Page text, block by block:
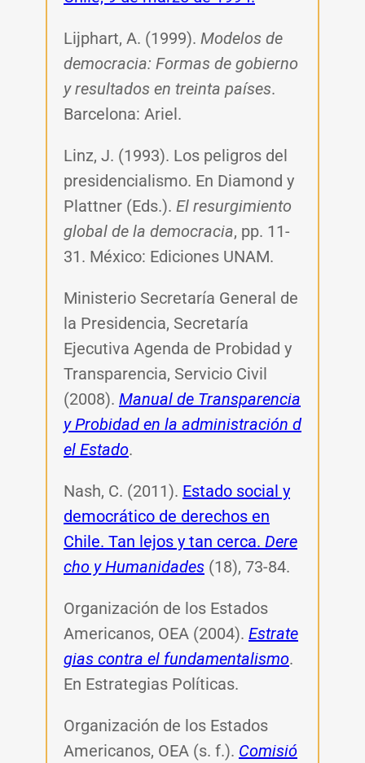
Lijphart, A. (1999). Modelos de
democracia: Formas de gobierno
y resultados en treinta países.
Barcelona: Ariel.
Linz, J. (1993). Los peligros del
presidencialismo. En Diamond y
Plattner (Eds.). El resurgimiento
global de la democracia, pp. 11-
31. México: Ediciones UNAM.
Ministerio Secretaría General de
la Presidencia, Secretaría
Ejecutiva Agenda de Probidad y
Transparencia, Servicio Civil
(2008). Manual de Transparencia
y Probidad en la administración d
el Estado.
Nash, C. (2011). Estado social y
democrático de derechos en
Chile. Tan lejos y tan cerca. Dere
cho y Humanidades (18), 73-84.
Organización de los Estados
Americanos, OEA (2004). Estrate
gias contra el fundamentalismo.
En Estrategias Políticas.
Organización de los Estados
Americanos, OEA (s. f.). Comisió